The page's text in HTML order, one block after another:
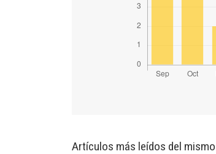
Artículos más leídos del